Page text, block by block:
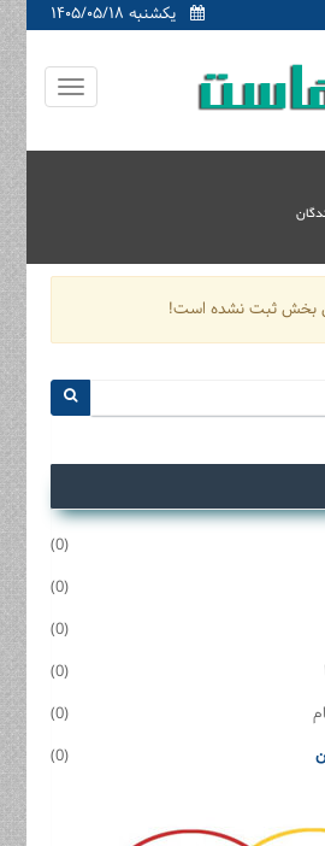
یکشنبه ۱۴۰۵/۰۵/۱۸
بخش ثبت نشده است!
(0)
(0)
(0)
(0)
(0)
(0)